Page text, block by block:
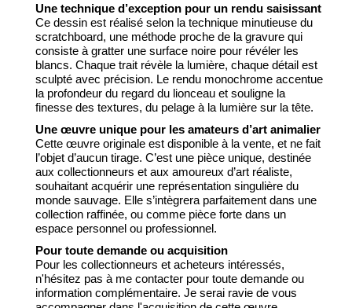
Une technique d’exception pour un rendu saisissant
Ce dessin est réalisé selon la technique minutieuse du
scratchboard, une méthode proche de la gravure qui
consiste à gratter une surface noire pour révéler les
blancs. Chaque trait révèle la lumière, chaque détail est
sculpté avec précision. Le rendu monochrome accentue
la profondeur du regard du lionceau et souligne la
finesse des textures, du pelage à la lumière sur la tête.
Une œuvre unique pour les amateurs d’art animalier
Cette œuvre originale est disponible à la vente, et ne fait
l’objet d’aucun tirage. C’est une pièce unique, destinée
aux collectionneurs et aux amoureux d’art réaliste,
souhaitant acquérir une représentation singulière du
monde sauvage. Elle s’intègrera parfaitement dans une
collection raffinée, ou comme pièce forte dans un
espace personnel ou professionnel.
Pour toute demande ou acquisition
Pour les collectionneurs et acheteurs intéressés,
n'hésitez pas à me contacter pour toute demande ou
information complémentaire. Je serai ravie de vous